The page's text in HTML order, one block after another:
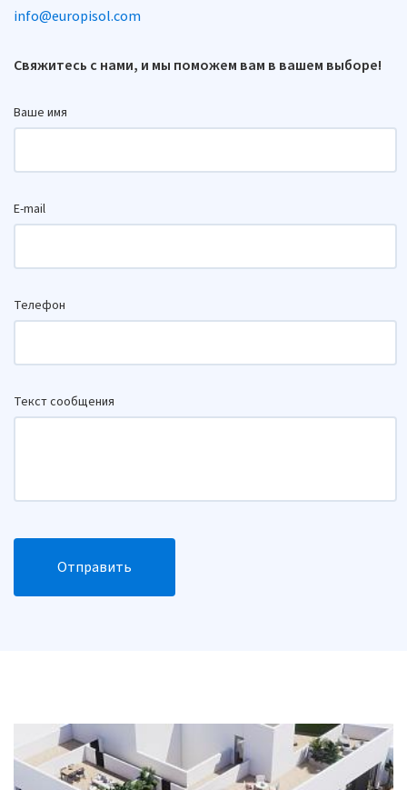
info@europisol.com
Свяжитесь с нами, и мы поможем вам в вашем выборе!
Ваше имя
E-mail
Телефон
Текст сообщения
Отправить